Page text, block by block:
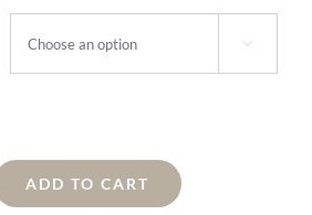

ADD TO CART